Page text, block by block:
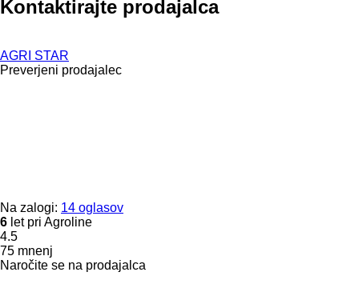
Kontaktirajte prodajalca
AGRI STAR
Preverjeni prodajalec
Na zalogi: 14 oglasov
6 let pri Agroline
4.5
75 mnenj
Naročite se na prodajalca